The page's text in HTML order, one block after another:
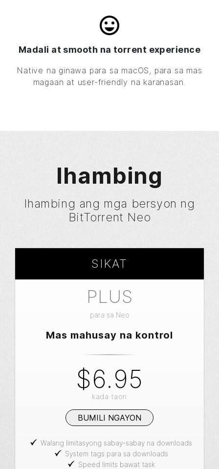
Madali at smooth na torrent experience
Native na ginawa para sa macOS, para sa mas
magaan at user-friendly na karanasan.
Ihambing
Ihambing ang mga bersyon ng
BitTorrent Neo
SIKAT
PLUS
para sa Neo
Mas mahusay na kontrol
$6.95
kada taon
BUMILI NGAYON
Walang limitasyong sabay-sabay na downloads
System tags para sa downloads
Speed limits bawat task